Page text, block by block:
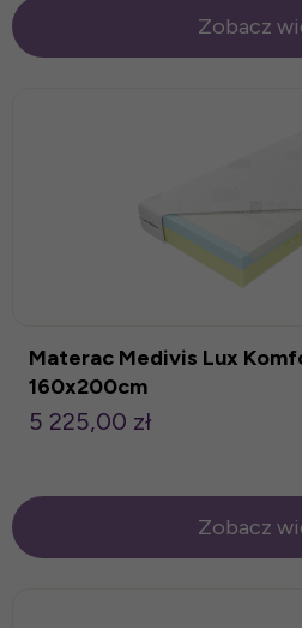
Zobacz
Materac Medivis Lux
160x200cm
5 225,00 zł
Zobacz